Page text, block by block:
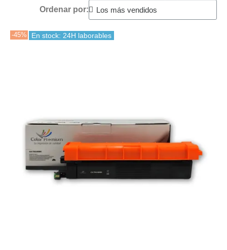
Ordenar por:
-45% En stock: 24H laborables